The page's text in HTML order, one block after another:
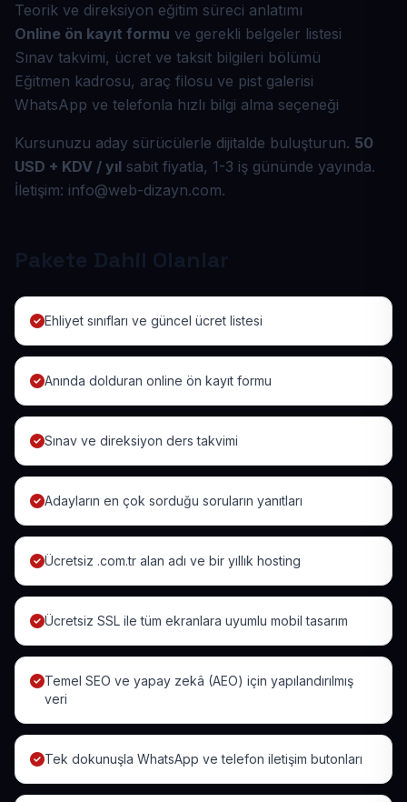
Teorik ve direksiyon eğitim süreci anlatımı
Online ön kayıt formu ve gerekli belgeler listesi
Sınav takvimi, ücret ve taksit bilgileri bölümü
Eğitmen kadrosu, araç filosu ve pist galerisi
WhatsApp ve telefonla hızlı bilgi alma seçeneği
Kursunuzu aday sürücülerle dijitalde buluşturun. 50
USD + KDV / yıl sabit fiyatla, 1-3 iş gününde yayında.
İletişim: info@web-dizayn.com.
Pakete Dahil Olanlar
Ehliyet sınıfları ve güncel ücret listesi
Anında dolduran online ön kayıt formu
Sınav ve direksiyon ders takvimi
Adayların en çok sorduğu soruların yanıtları
Ücretsiz .com.tr alan adı ve bir yıllık hosting
Ücretsiz SSL ile tüm ekranlara uyumlu mobil tasarım
Temel SEO ve yapay zekâ (AEO) için yapılandırılmış
veri
Tek dokunuşla WhatsApp ve telefon iletişim butonları